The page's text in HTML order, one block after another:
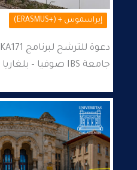
إيراسموس + (+ERASMUS)
جامعة IBS صوفيا – بلغاريا